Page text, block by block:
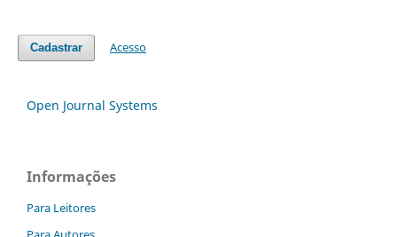
Cadastrar Acesso
Open Journal Systems
Informações
Para Leitores